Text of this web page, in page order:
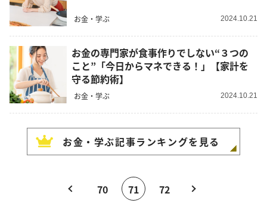
お金・学ぶ 2024.10.21
お金の専門家が食事作りでしない“３つの
こと”「今日からマネできる！」【家計を
守る節約術】
お金・学ぶ 2024.10.21
お金・学ぶ記事ランキングを見る
70 71 72